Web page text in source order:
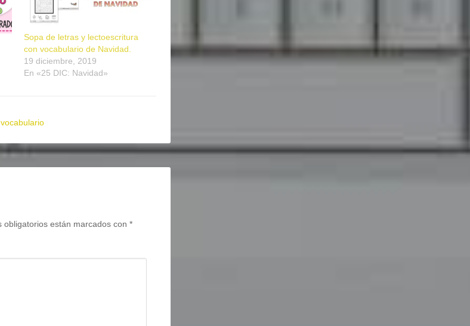
Sopa de letras y lectoescritura
con vocabulario de Navidad.
19 diciembre, 2019
En «25 DIC: Navidad»
vocabulario
obligatorios están marcados con *